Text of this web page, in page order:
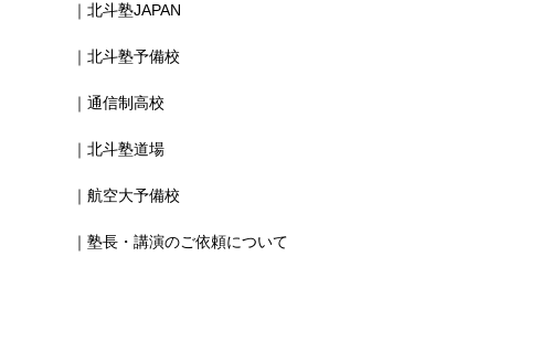
｜北斗塾JAPAN
｜北斗塾予備校
｜通信制高校
｜北斗塾道場
｜航空大予備校
｜塾長・講演のご依頼について